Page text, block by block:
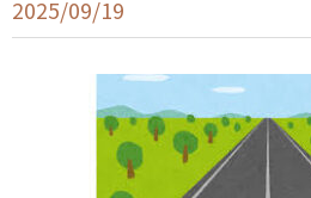
2025/09/19